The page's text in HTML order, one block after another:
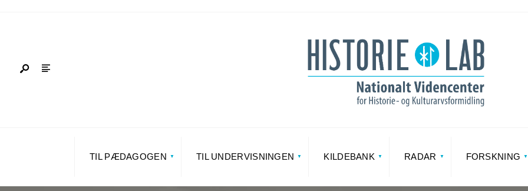
TIL PÆDAGOGEN TIL UNDERVISNINGEN KILDEBANK RADAR FORSKNING